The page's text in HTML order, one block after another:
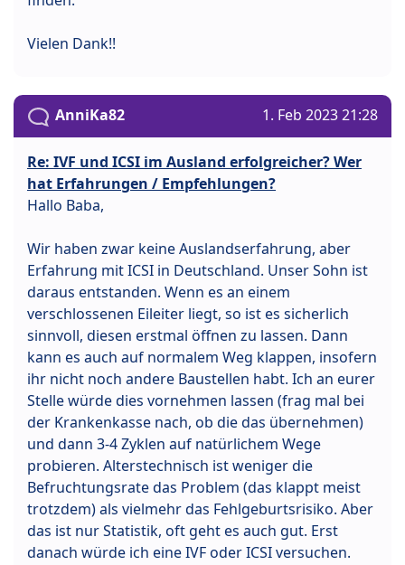
Vielen Dank!!
AnniKa82 1. Feb 2023 21:28
Re: IVF und ICSI im Ausland erfolgreicher? Wer
hat Erfahrungen / Empfehlungen?
Hallo Baba,
Wir haben zwar keine Auslandserfahrung, aber
Erfahrung mit ICSI in Deutschland. Unser Sohn ist
daraus entstanden. Wenn es an einem
verschlossenen Eileiter liegt, so ist es sicherlich
sinnvoll, diesen erstmal öffnen zu lassen. Dann
kann es auch auf normalem Weg klappen, insofern
ihr nicht noch andere Baustellen habt. Ich an eurer
Stelle würde dies vornehmen lassen (frag mal bei
der Krankenkasse nach, ob die das übernehmen)
und dann 3-4 Zyklen auf natürlichem Wege
probieren. Alterstechnisch ist weniger die
Befruchtungsrate das Problem (das klappt meist
trotzdem) als vielmehr das Fehlgeburtsrisiko. Aber
das ist nur Statistik, oft geht es auch gut. Erst
danach würde ich eine IVF oder ICSI versuchen.